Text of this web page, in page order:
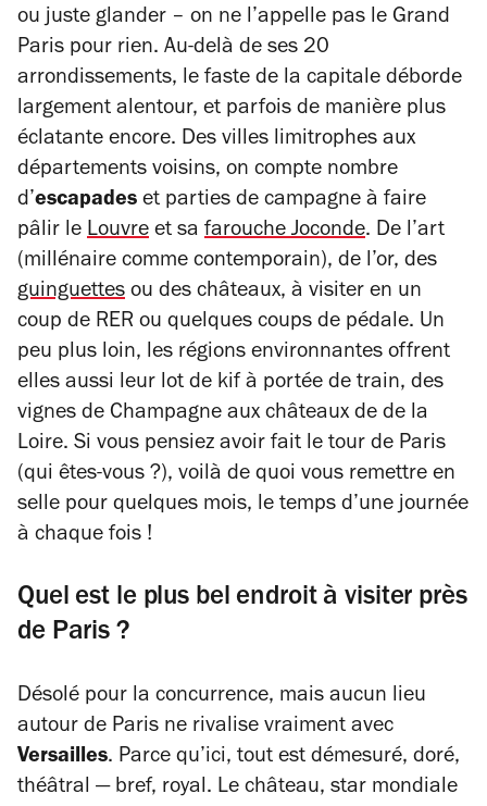
ou juste glander – on ne l’appelle pas le Grand
Paris pour rien. Au-delà de ses 20
arrondissements, le faste de la capitale déborde
largement alentour, et parfois de manière plus
éclatante encore. Des villes limitrophes aux
départements voisins, on compte nombre
d’escapades et parties de campagne à faire
pâlir le Louvre et sa faroucheJoconde. De l’art
(millénaire comme contemporain), de l’or, des
guinguettes ou des châteaux, à visiter en un
coup de RER ou quelques coups de pédale. Un
peu plus loin, les régions environnantes offrent
elles aussi leur lot de kif à portée de train, des
vignes de Champagne aux châteaux de de la
Loire. Si vous pensiez avoir fait le tour de Paris
(qui êtes-vous ?), voilà de quoi vous remettre en
selle pour quelques mois, le temps d’une journée
à chaque fois !
Quel est le plus bel endroit à visiter près
de Paris ?
Désolé pour la concurrence, mais aucun lieu
autour de Paris ne rivalise vraiment avec
Versailles. Parce qu’ici, tout est démesuré, doré,
théâtral — bref, royal. Le château, star mondiale